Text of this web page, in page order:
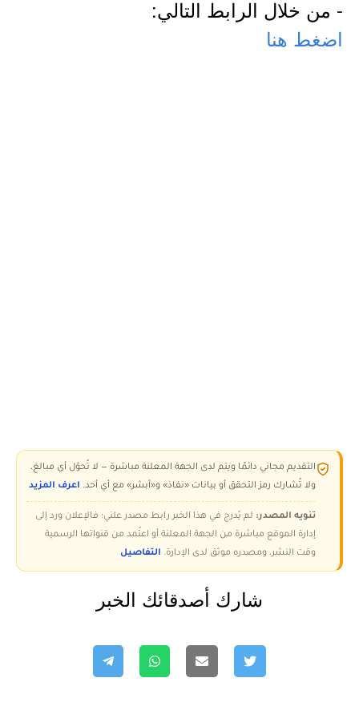
- من خلال الرابط التالي:
اضغط هنا
التقديم مجاني دائمًا ويتم لدى الجهة المعلنة مباشرة — لا تُحوّل أي مبالغ،
ولا تُشارك رمز التحقق أو بيانات «نفاذ» و«أبشر» مع أي أحد. اعرف المزيد
تنويه المصدر: لم يُدرج في هذا الخبر رابط مصدر علني؛ فالإعلان ورد إلى
إدارة الموقع مباشرة من الجهة المعلنة أو اعتُمد من قنواتها الرسمية
وقت النشر، ومصدره موثق لدى الإدارة. التفاصيل
شارك أصدقائك الخبر